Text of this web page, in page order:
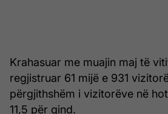
Krahasuar me muajin maj të
regjistruar 61 mijë e 931
përgjithshëm i vizitorëve në
11,5 për qind.